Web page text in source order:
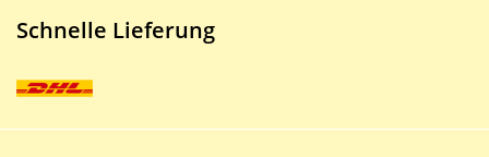
Schnelle Lieferung